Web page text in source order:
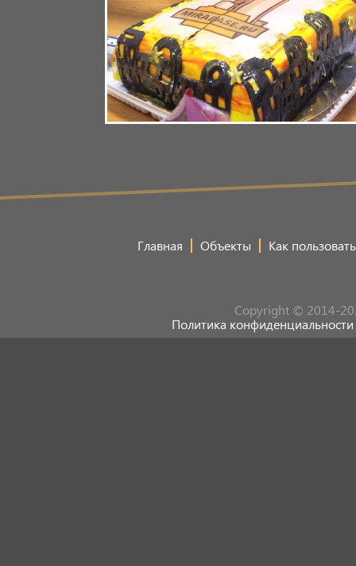
Главная Объекты Как
Copyright © 2014-
Политика конфиденциальности